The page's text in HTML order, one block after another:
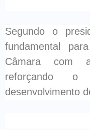
Segundo o
fundamental
Câmara com
reforçando
desenvolvimento